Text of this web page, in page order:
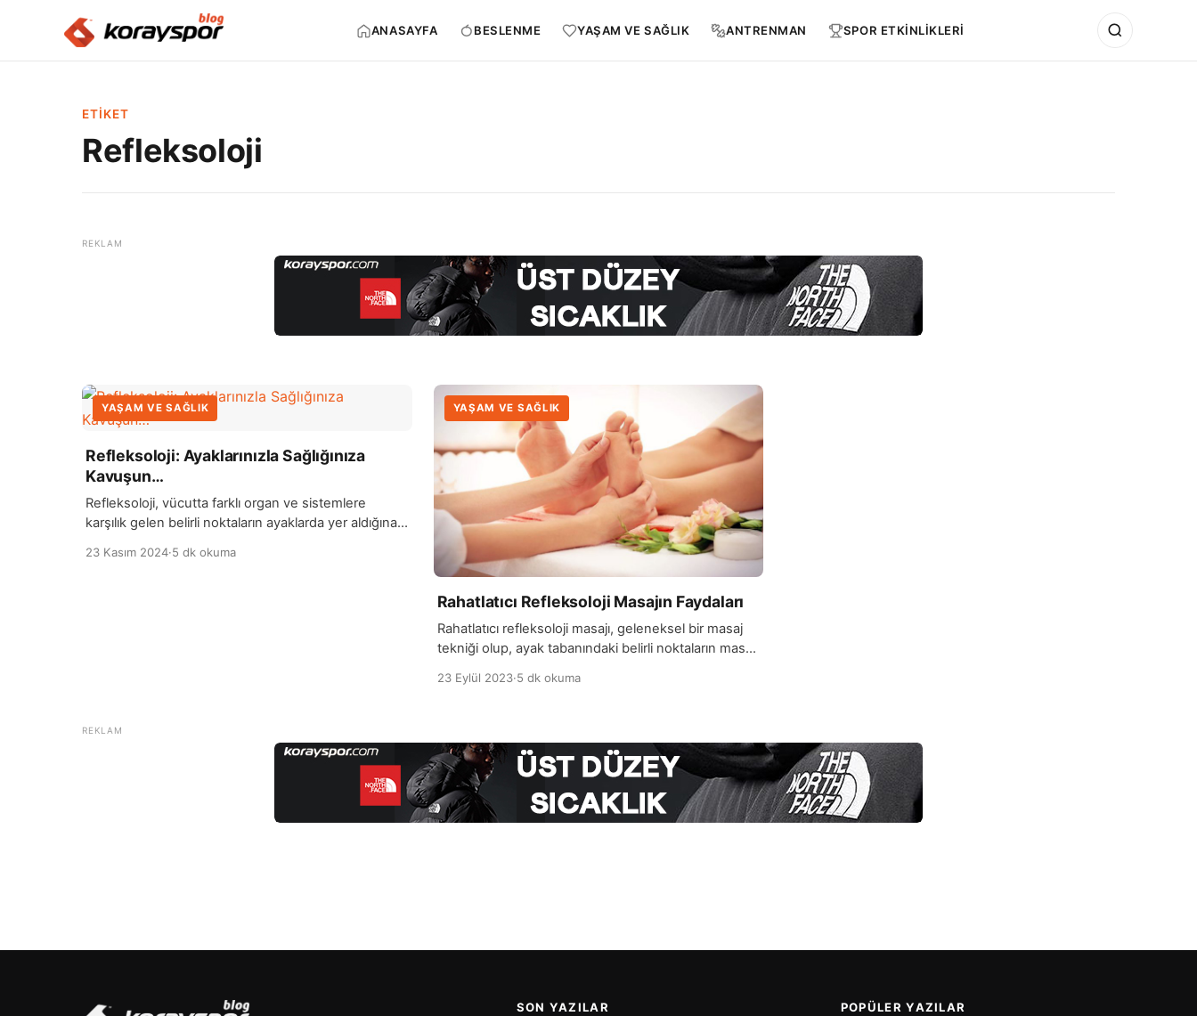
ANASAYFA BESLENME YAŞAM VE SAĞLIK ANTRENMAN SPOR ETKİNLİKLERİ
ETIKET
Refleksoloji
YAŞAM VE SAĞLIK
Refleksoloji: Ayaklarınızla Sağlığınıza
Kavuşun…
Refleksoloji, vücutta farklı organ ve sistemlere
karşılık gelen belirli noktaların ayaklarda yer aldığına
ayakların belirli bölgelerine uygulanan baskılar ve
23 Kasım 2024·5 dk okuma
YAŞAM VE SAĞLIK
Rahatlatıcı Refleksoloji Masajın Faydaları
Rahatlatıcı refleksoloji masajı, geleneksel bir masaj
tekniği olup, ayak tabanındaki belirli noktaların masaj
tabanının farklı bölgelerinin vücuttaki organlar ve
vücutta enerji dengesini yeniden sağlama ve
rahatlama amaçlar. Bu masaj türü sırasında, eğitimli
bir refleksolog, ayak tabanındaki özel baskı […]
23 Eylül 2023·5 dk okuma
SON YAZILAR POPÜLER YAZILAR